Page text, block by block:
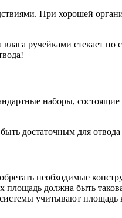
При хорошей
ручейками стекает
наборы,
достаточным для
необходимые
площадь должна быть
учитывают площадь